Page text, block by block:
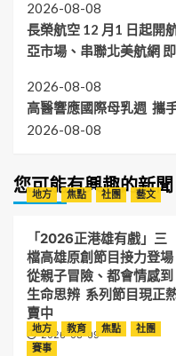
2026-08-08
長榮航空 12 月1 日起開
亞市場、串聯北美航網
2026-08-08
高醫響應國際母乳週 攜
2026-08-08
您可能有興趣的新聞
地方 焦點 社團 藝文
「2026正港雄有戲」三
檔高雄原創節目接力登場
從親子冒險、都會情感到
生命思辨 系列節目現正
賣中
2026-08-09
地方 教育 焦點
社團
賽事